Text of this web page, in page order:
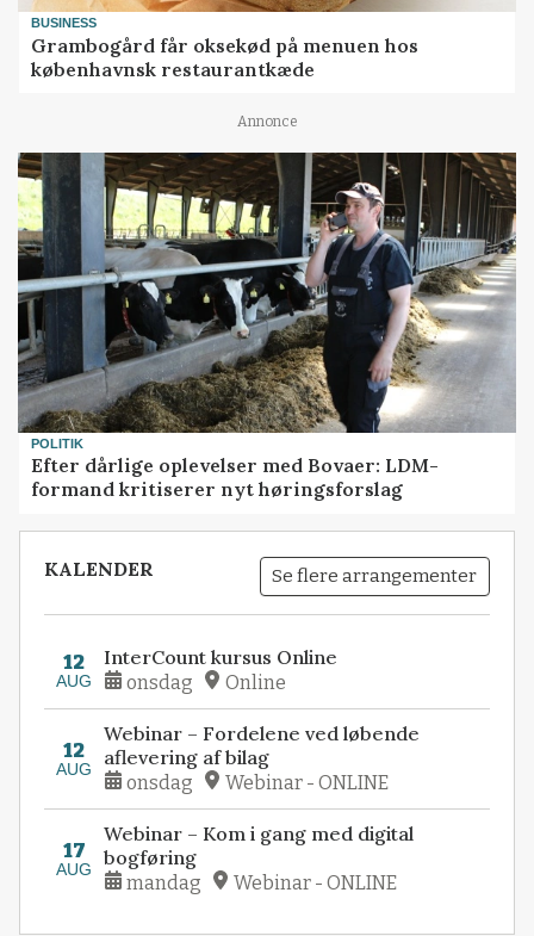
BUSINESS
Grambogård får oksekød på menuen hos
københavnsk restaurantkæde
Annonce
POLITIK
Efter dårlige oplevelser med Bovaer: LDM-
formand kritiserer nyt høringsforslag
KALENDER Se flere arrangementer
12
AUG
InterCount kursus Online
onsdag Online
12
AUG
Webinar – Fordelene ved løbende
aflevering af bilag
onsdag Webinar - ONLINE
17
AUG
Webinar – Kom i gang med digital
bogføring
mandag Webinar - ONLINE